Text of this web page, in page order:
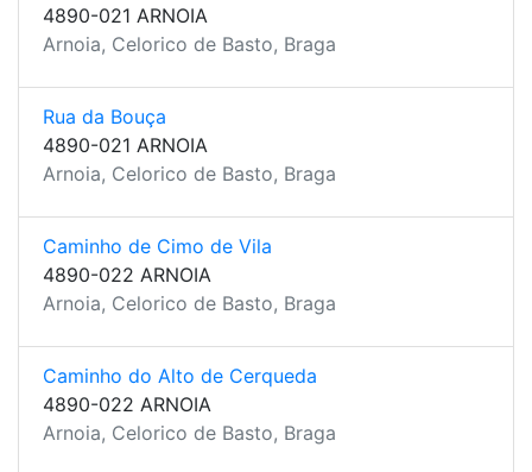
4890-021 ARNOIA
Arnoia, Celorico de Basto, Braga
Rua da Bouça
4890-021 ARNOIA
Arnoia, Celorico de Basto, Braga
Caminho de Cimo de Vila
4890-022 ARNOIA
Arnoia, Celorico de Basto, Braga
Caminho do Alto de Cerqueda
4890-022 ARNOIA
Arnoia, Celorico de Basto, Braga